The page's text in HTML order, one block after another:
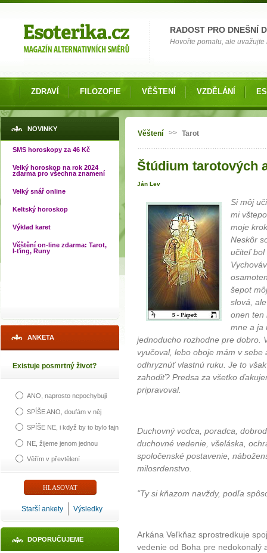
RADOST PRO DNEŠNÍ
Hovořte pomalu, ale uvažujte
ZDRAVÍ FILOZOFIE VĚŠTENÍ VZDĚLÁNÍ
NOVINKY
SMS horoskopy za 46 Kč
Velký horoskop na rok 2024
zdarma pro všechna znamení
Velký snář online
Keltský horoskop
Výklad karet
Věštění on-line zdarma: Tarot,
I-ťing, Runy
ANKETA
Existuje posmrtný život?
ANO, naprosto nepochybuji
SPÍŠE ANO, doufám v něj
SPÍŠE NE, i když by to bylo fajn
NE, žijeme jenom jednou
Věřím v převtělení
Starší ankety Výsledky
DOPORUČUJEME
Jste zde
Věštení >> Tarot
Štúdium tarotových
Ján Lev
Si môj
mi
moje
Neskôr
učiteľ bol
šepot
slová,
onen ten
mne a ja
jednoducho rozhodne pre dobro.
vyučoval, lebo oboje mám v
odhryznúť vlastnú ruku. Je to
zahodiť? Predsa za všetko
pripravoval.
Duchovný vodca, poradca,
duchovné vedenie, všeláska,
spoločenské postavenie,
milosrdenstvo.
"Ty si kňazom navždy, podľa
Arkána Veľkňaz sprostredkuje
vedenie od Boha pre nedokonalý